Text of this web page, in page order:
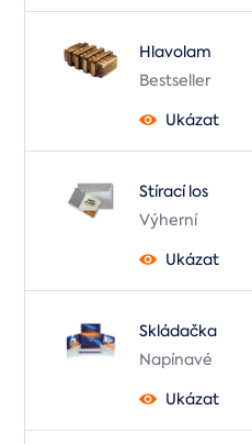
Hlavolam
Bestseller
Ukázat
Stírací los
Výherní
Ukázat
Skládačka
Napínavé
Ukázat